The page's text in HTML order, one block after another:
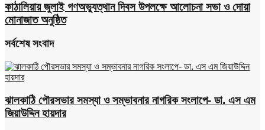
কাঠালিয়ায় জুলাই গণঅভ্যুত্থান দিবস উপলক্ষে আলোচনা সভা ও দোয়া
মোনাজাত অনুষ্ঠিত
সর্বশেষ সংবাদ
ঝালকাঠি পৌরসভার সমস্যা ও সম্ভাবনার নাগরিক সংলাপে- ডা. এস এম
জিয়াউদ্দিন হায়দার